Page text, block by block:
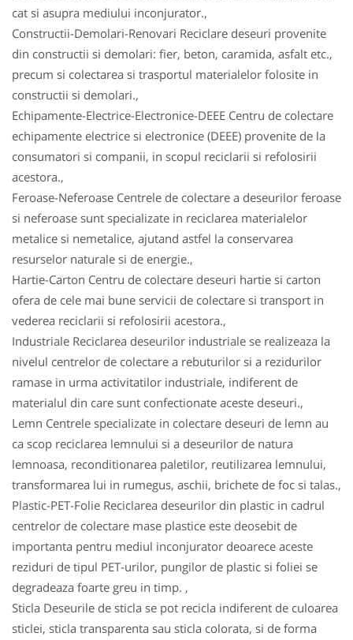
cat si asupra mediului inconjurator.,
Constructii-Demolari-Renovari Reciclare deseuri provenite
din constructii si demolari: fier, beton, caramida, asfalt etc.,
precum si colectarea si trasportul materialelor folosite in
constructii si demolari.,
Echipamente-Electrice-Electronice-DEEE Centru de colectare
echipamente electrice si electronice (DEEE) provenite de la
consumatori si companii, in scopul reciclarii si refolosirii
acestora.,
Feroase-Neferoase Centrele de colectare a deseurilor feroase
si neferoase sunt specializate in reciclarea materialelor
metalice si nemetalice, ajutand astfel la conservarea
resurselor naturale si de energie.,
Hartie-Carton Centru de colectare deseuri hartie si carton
ofera de cele mai bune servicii de colectare si transport in
vederea reciclarii si refolosirii acestora.,
Industriale Reciclarea deseurilor industriale se realizeaza la
nivelul centrelor de colectare a rebuturilor si a rezidurilor
ramase in urma activitatilor industriale, indiferent de
materialul din care sunt confectionate aceste deseuri.,
Lemn Centrele specializate in colectare deseuri de lemn au
ca scop reciclarea lemnului si a deseurilor de natura
lemnoasa, reconditionarea paletilor, reutilizarea lemnului,
transformarea lui in rumegus, aschii, brichete de foc si talas.,
Plastic-PET-Folie Reciclarea deseurilor din plastic in cadrul
centrelor de colectare mase plastice este deosebit de
importanta pentru mediul inconjurator deoarece aceste
reziduri de tipul PET-urilor, pungilor de plastic si foliei se
degradeaza foarte greu in timp. ,
Sticla Deseurile de sticla se pot recicla indiferent de culoarea
sticlei, sticla transparenta sau sticla colorata, si de forma